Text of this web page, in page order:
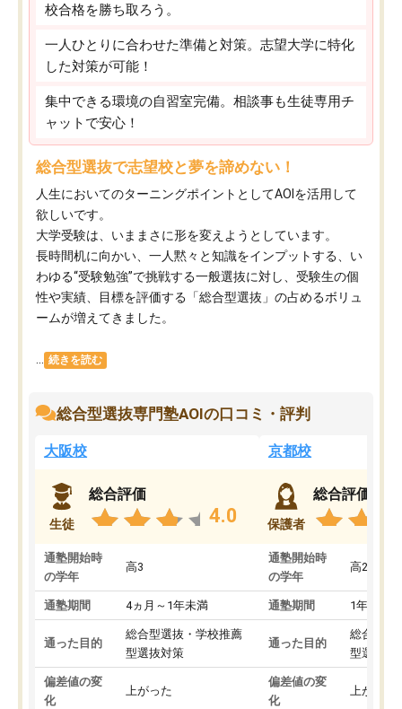
校合格を勝ち取ろう。
一人ひとりに合わせた準備と対策。志望大学に特化
した対策が可能！
集中できる環境の自習室完備。相談事も生徒専用チ
ャットで安心！
総合型選抜で志望校と夢を諦めない！
人生においてのターニングポイントとしてAOIを活用して
欲しいです。
大学受験は、いままさに形を変えようとしています。
長時間机に向かい、一人黙々と知識をインプットする、い
わゆる“受験勉強”で挑戦する一般選抜に対し、受験生の個
性や実績、目標を評価する「総合型選抜」の占めるボリュ
ームが増えてきました。
続きを読む
総合型選抜専門塾AOIの口コミ・評判
大阪校
生徒
総合評価
4.0
通塾開始時
の学年
高3
通塾期間 4ヵ月～1年未満
通った目的
総合型選抜・学校推薦
型選抜対策
偏差値の変
化
上がった
京都校
保護者
総合評価
通塾開始時
の学年
高2
通塾期間 1年以上
通った目的
総合型選
型選抜対
偏差値の変
化
上がった